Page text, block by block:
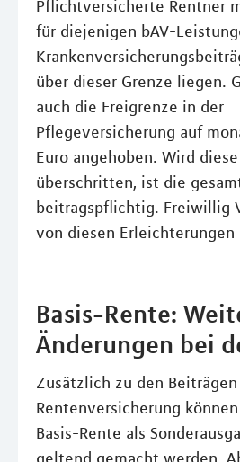
Pflichtversicherte Rentner
für diejenigen bAV-
über dieser Grenze liegen.
auch die Freigrenze in der
Pflegeversicherung auf
Euro angehoben. Wird
überschritten, ist die
beitragspflichtig. Freiwillig
von diesen Erleichterungen
Basis-Rente:
Änderungen bei
Zusätzlich zu den
Rentenversicherung
Basis-Rente als